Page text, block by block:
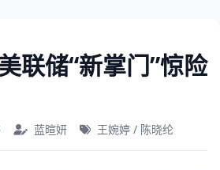
联储“新掌门”惊险
蓝暄妍 王婉婷 / 陈晓纶